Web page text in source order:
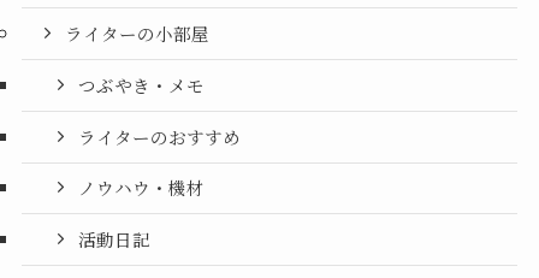
ライターの小部屋
つぶやき・メモ
ライターのおすすめ
ノウハウ・機材
活動日記